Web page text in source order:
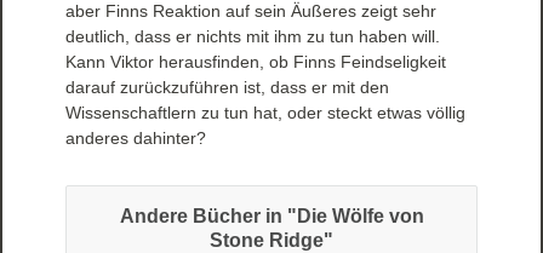
aber Finns Reaktion auf sein Äußeres zeigt sehr
deutlich, dass er nichts mit ihm zu tun haben will.
Kann Viktor herausfinden, ob Finns Feindseligkeit
darauf zurückzuführen ist, dass er mit den
Wissenschaftlern zu tun hat, oder steckt etwas völlig
anderes dahinter?
Andere Bücher in "Die Wölfe von
Stone Ridge"